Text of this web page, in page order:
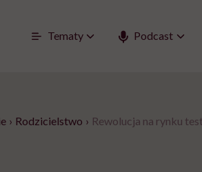
Tematy Podcast
› Rodzicielstwo › Rewolucja na rynku